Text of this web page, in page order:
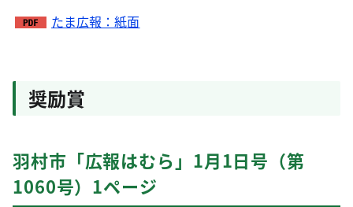
たま広報：紙面
奨励賞
羽村市「広報はむら」1月1日号（第
1060号）1ページ